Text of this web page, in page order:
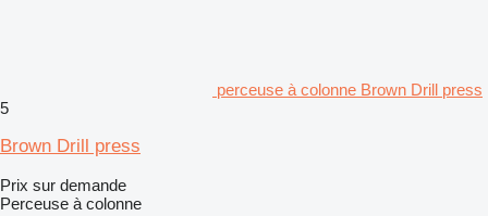
perceuse à colonne Brown Drill press
5
Brown Drill press
Prix sur demande
Perceuse à colonne